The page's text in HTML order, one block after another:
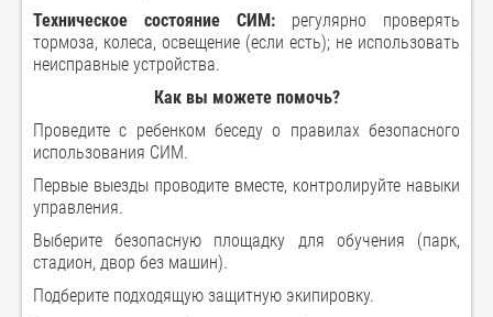
Техническое состояние СИМ: регулярно проверять
тормоза, колеса, освещение (если есть); не использовать
неисправные устройства.
Как вы можете помочь?
Проведите с ребенком беседу о правилах безопасного
использования СИМ.
Первые выезды проводите вместе, контролируйте навыки
управления.
Выберите безопасную площадку для обучения (парк,
стадион, двор без машин).
Подберите подходящую защитную экипировку.